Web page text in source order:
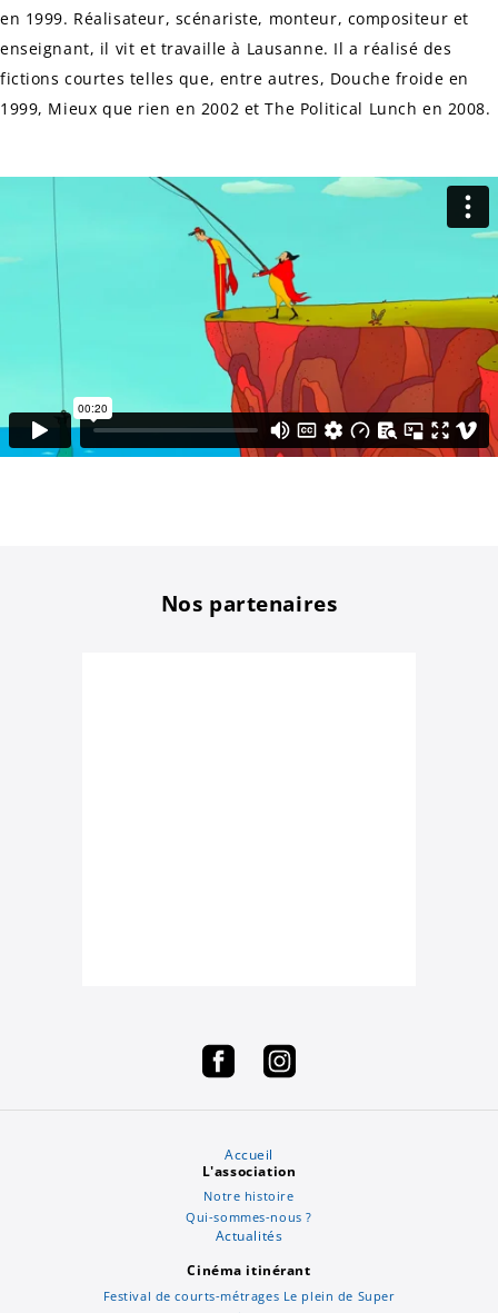
en 1999. Réalisateur, scénariste, monteur, compositeur et
enseignant, il vit et travaille à Lausanne. Il a réalisé des
fictions courtes telles que, entre autres, Douche froide en
1999, Mieux que rien en 2002 etThe Political Lunch en 2008.
Nos partenaires
Accueil
L'association
Notre histoire
Qui-sommes-nous ?
Actualités
Cinéma itinérant
Festival de courts-métrages Le plein de Super